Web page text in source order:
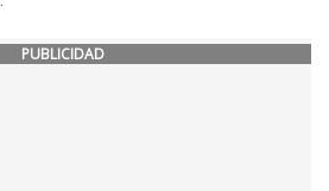
PUBLICIDAD